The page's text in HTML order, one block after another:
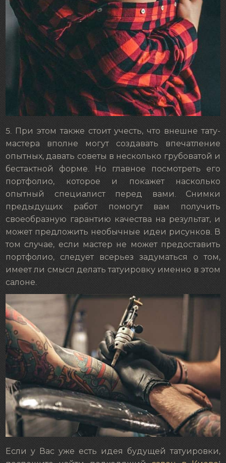
5. При этом также стоит учесть, что внешне тату-
мастера вполне могут создавать впечатление
опытных, давать советы в несколько грубоватой и
бестактной форме. Но главное посмотреть его
портфолио, которое и покажет насколько
опытный специалист перед вами. Снимки
предыдущих работ помогут вам получить
своеобразную гарантию качества на результат, и
может предложить необычные идеи рисунков. В
том случае, если мастер не может предоставить
портфолио, следует всерьез задуматься о том,
имеет ли смысл делать татуировку именно в этом
салоне.
Если у Вас уже есть идея будущей татуировки,